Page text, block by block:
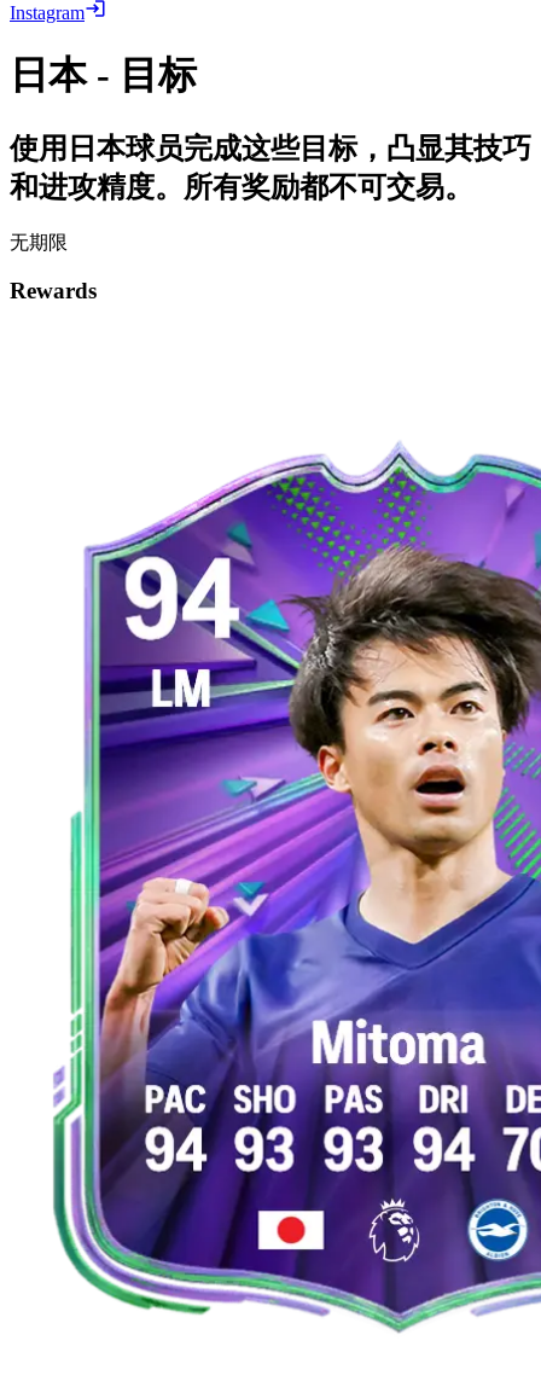
Instagram
日本 - 目标
使用日本球员完成这些目标，凸显其技巧
和进攻精度。所有奖励都不可交易。
无期限
Rewards